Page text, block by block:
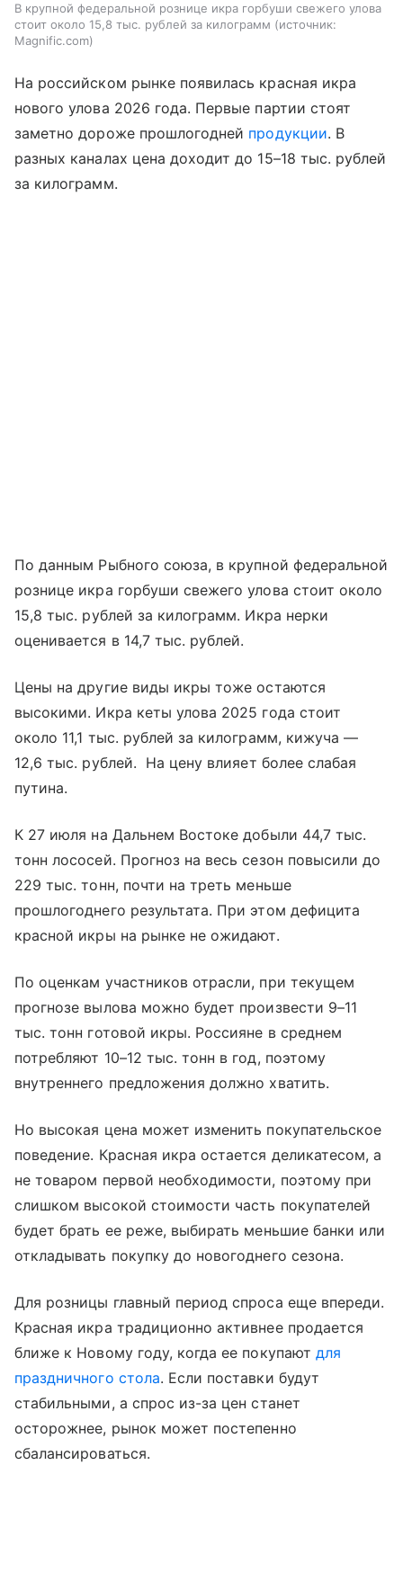
В крупной федеральной рознице икра горбуши свежего улова
стоит около 15,8 тыс. рублей за килограмм
источник:
Magnific.com
На российском рынке появилась красная икра
нового улова 2026 года. Первые партии стоят
заметно дороже прошлогодней продукции. В
разных каналах цена доходит до 15–18 тыс. рублей
за килограмм.
По данным Рыбного союза, в крупной федеральной
рознице икра горбуши свежего улова стоит около
15,8 тыс. рублей за килограмм. Икра нерки
оценивается в 14,7 тыс. рублей.
Цены на другие виды икры тоже остаются
высокими. Икра кеты улова 2025 года стоит
около 11,1 тыс. рублей за килограмм, кижуча —
12,6 тыс. рублей. На цену влияет более слабая
путина.
К 27 июля на Дальнем Востоке добыли 44,7 тыс.
тонн лососей. Прогноз на весь сезон повысили до
229 тыс. тонн, почти на треть меньше
прошлогоднего результата. При этом дефицита
красной икры на рынке не ожидают.
По оценкам участников отрасли, при текущем
прогнозе вылова можно будет произвести 9–11
тыс. тонн готовой икры. Россияне в среднем
потребляют 10–12 тыс. тонн в год, поэтому
внутреннего предложения должно хватить.
Но высокая цена может изменить покупательское
поведение. Красная икра остается деликатесом, а
не товаром первой необходимости, поэтому при
слишком высокой стоимости часть покупателей
будет брать ее реже, выбирать меньшие банки или
откладывать покупку до новогоднего сезона.
Для розницы главный период спроса еще впереди.
Красная икра традиционно активнее продается
ближе к Новому году, когда ее покупают для
праздничного стола. Если поставки будут
стабильными, а спрос из-за цен станет
осторожнее, рынок может постепенно
сбалансироваться.